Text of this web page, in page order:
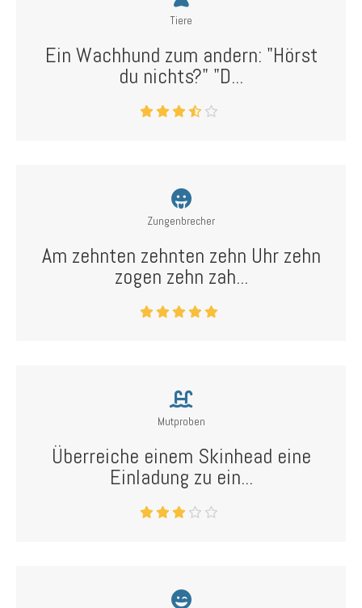
Tiere
Ein Wachhund zum andern: "Hörst
du nichts?" "D...
Zungenbrecher
Am zehnten zehnten zehn Uhr zehn
zogen zehn zah...
Mutproben
Überreiche einem Skinhead eine
Einladung zu ein...